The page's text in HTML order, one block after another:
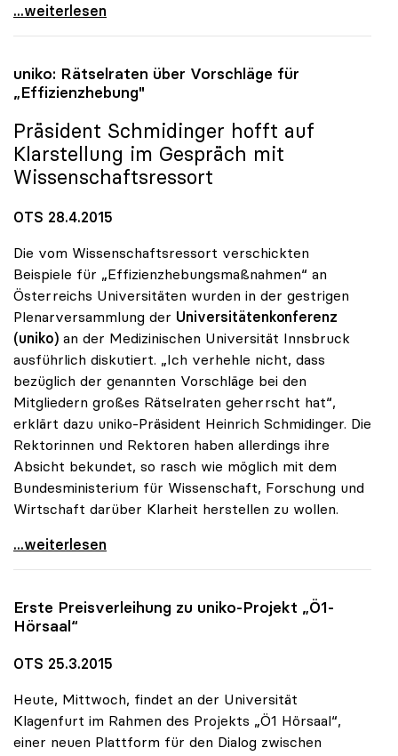
uniko: Neuer Vergabemodus ändert nichts am
...weiterlesen
uniko: Rätselraten über Vorschläge für
„Effizienzhebung"
Präsident Schmidinger hofft auf
Klarstellung im Gespräch mit
Wissenschaftsressort
OTS 28.4.2015
Die vom Wissenschaftsressort verschickten
Beispiele für „Effizienzhebungsmaßnahmen“ an
Österreichs Universitäten wurden in der gestrigen
Plenarversammlung der Universitätenkonferenz
(uniko) an der Medizinischen Universität Innsbruck
ausführlich diskutiert. „Ich verhehle nicht, dass
bezüglich der genannten Vorschläge bei den
Mitgliedern großes Rätselraten geherrscht hat“,
erklärt dazu uniko-Präsident Heinrich Schmidinger. Die
Rektorinnen und Rektoren haben allerdings ihre
Absicht bekundet, so rasch wie möglich mit dem
Bundesministerium für Wissenschaft, Forschung und
Wirtschaft darüber Klarheit herstellen zu wollen.
uniko: Rätselraten über Vorschläge für
...weiterlesen
Erste Preisverleihung zu uniko-Projekt „Ö1-
Hörsaal“
OTS 25.3.2015
Heute, Mittwoch, findet an der Universität
Klagenfurt im Rahmen des Projekts „Ö1 Hörsaal“,
einer neuen Plattform für den Dialog zwischen